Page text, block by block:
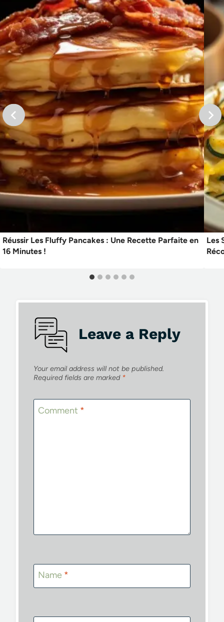
Réussir Les Fluffy Pancakes : Une Recette Parfaite en
16 Minutes !
Les
Leave a Reply
Your email address will not be published.
Required fields are marked *
Comment *
Name *